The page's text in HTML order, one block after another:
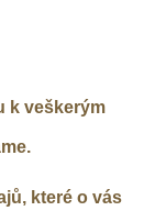
k veškerým
které o vás